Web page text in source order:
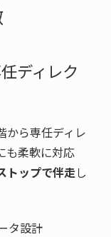
ディレク
から専任ディレ
も柔軟に対応
トップで伴走し
タ設計